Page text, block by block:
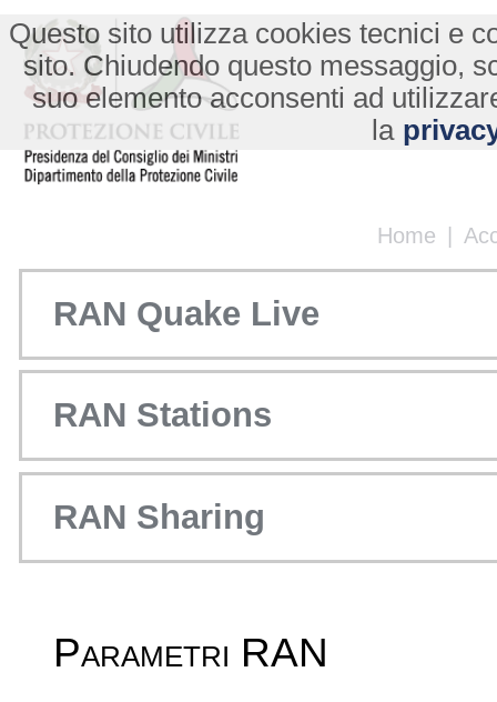
Home |
Questo sito utilizza cookies tecnici e
sito. Chiudendo questo messaggio,
suo elemento acconsenti ad
la
RAN Quake Live
RAN Stations
RAN Sharing
Parametri RAN